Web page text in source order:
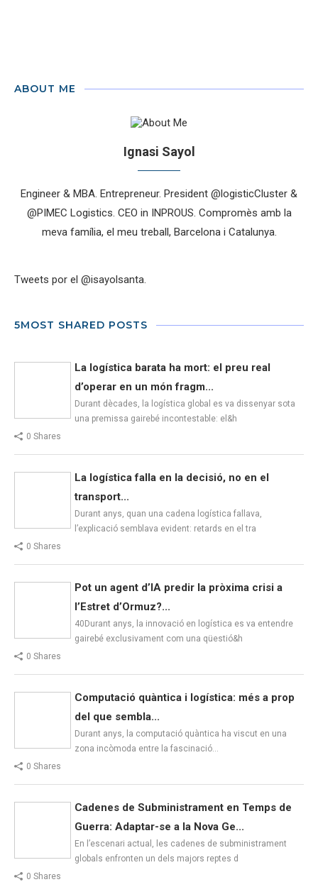
ABOUT ME
Ignasi Sayol
Engineer & MBA. Entrepreneur. President @logisticCluster &
@PIMEC Logistics. CEO in INPROUS. Compromès amb la
meva família, el meu treball, Barcelona i Catalunya.
Tweets por el @isayolsanta.
5MOST SHARED POSTS
La logística barata ha mort: el preu real
d’operar en un món fragm...
Durant dècades, la logística global es va dissenyar sota
una premissa gairebé incontestable: el&h
0 Shares
La logística falla en la decisió, no en el
transport...
Durant anys, quan una cadena logística fallava,
l’explicació semblava evident: retards en el tra
0 Shares
Pot un agent d’IA predir la pròxima crisi a
l’Estret d’Ormuz?...
40Durant anys, la innovació en logística es va entendre
gairebé exclusivament com una qüestió&h
0 Shares
Computació quàntica i logística: més a prop
del que sembla...
Durant anys, la computació quàntica ha viscut en una
zona incòmoda entre la fascinació…
0 Shares
Cadenes de Subministrament en Temps de
Guerra: Adaptar-se a la Nova Ge...
En l’escenari actual, les cadenes de subministrament
globals enfronten un dels majors reptes d
0 Shares